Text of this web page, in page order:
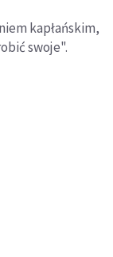
kapłańskim,
swoje".